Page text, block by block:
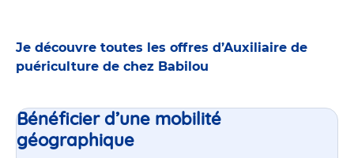
Je découvre toutes les offres d’Auxiliaire de
puériculture de chez Babilou
Bénéficier d’une mobilité
géographique